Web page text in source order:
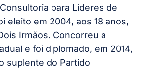
para Líderes de
eleito em 2004, aos 18 anos,
Irmãos. Concorreu a
e foi diplomado, em 2014,
suplente do Partido